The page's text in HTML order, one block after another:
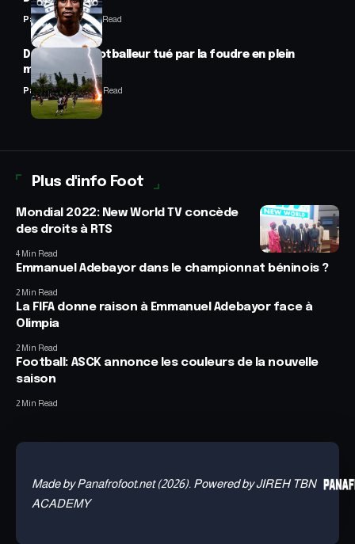
Panafrofoot1 Min Read
Drame : un footballeur tué par la foudre en plein
match
Panafrofoot2 Min Read
Plus d'info Foot
Mondial 2022: New World TV concède
des droits à RTS
4 Min Read
Emmanuel Adebayor dans le championnat béninois ?
2 Min Read
La FIFA donne raison à Emmanuel Adebayor face à
Olimpia
2 Min Read
Football: ASCK annonce les couleurs de la nouvelle
saison
2 Min Read
Made by Panafrofoot.net (2026). Powered by JIREH TBN
ACADEMY